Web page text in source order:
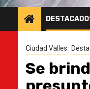
Ciudad Valles
Se